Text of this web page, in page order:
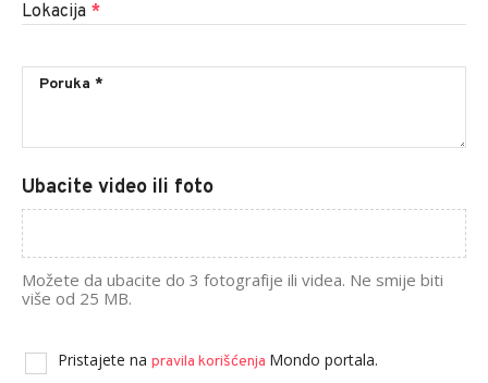
Lokacija *
Ubacite video ili foto
Možete da ubacite do 3 fotografije ili videa. Ne smije biti
više od 25 MB.
Pristajete na pravila korišćenja Mondo portala.